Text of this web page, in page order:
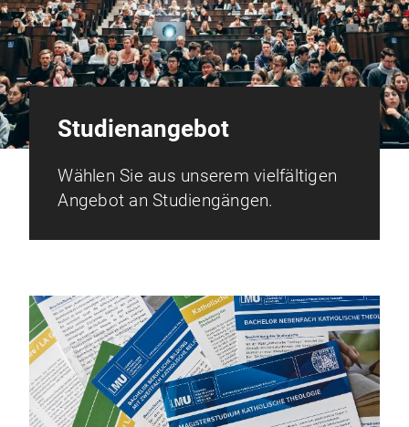
Studienangebot
Wählen Sie aus unserem vielfältigen
Angebot an Studiengängen.